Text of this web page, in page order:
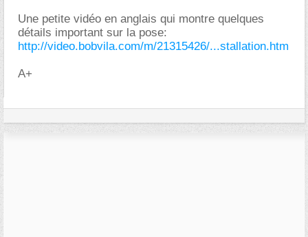
Une petite vidéo en anglais qui montre quelques
détails important sur la pose:
http://video.bobvila.com/m/21315426/...stallation.htm
A+